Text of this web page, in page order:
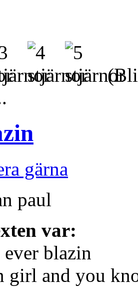
(Bli
gärna
paul
var:
blazin
girl and you